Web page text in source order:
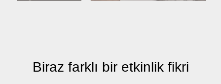
Biraz farklı bir etkinlik fikri